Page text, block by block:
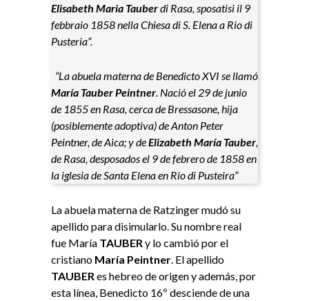
Elisabeth Maria Tauberdi Rasa, sposatisi il 9
febbraio 1858 nella Chiesa di S. Elena a Rio di
Pusteria”.
“La abuela materna de Benedicto XVI se llamó
María Tauber Peintner. Nació el 29 de junio
de 1855 en Rasa, cerca de Bressasone, hija
(posiblemente adoptiva) de Anton Peter
Peintner, de Aica; y deElizabeth María Tauber,
de Rasa, desposados el 9 de febrero de 1858 en
la iglesia de Santa Elena en Rio di Pusteira”
La abuela materna de Ratzinger mudó su
apellido para disimularlo. Su nombre real
fue María TAUBERy lo cambió por el
cristiano María Peintner. El apellido
TAUBERes hebreo de origen y además, por
esta línea, Benedicto 16º desciende de una